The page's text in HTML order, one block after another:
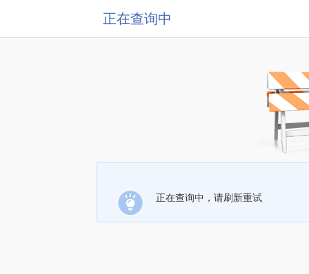
正在查询中
正在查询中，请刷新重试